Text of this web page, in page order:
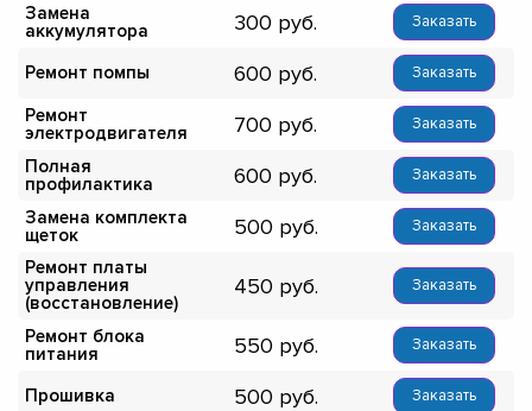
Замена
аккумулятора
300 Заказать
Ремонт помпы 600 Заказать
Ремонт
электродвигателя
700 Заказать
Полная
профилактика
600 Заказать
Замена комплекта
щеток
500 Заказать
Ремонт платы
управления
(восстановление)
450 Заказать
Ремонт блока
питания
550 Заказать
Прошивка 500 Заказать